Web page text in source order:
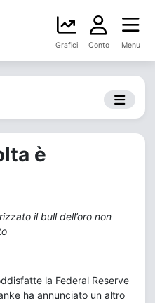
Grafici Conto Menu
è
il bull dell’oro non
la Federal Reserve
ha annunciato un altro